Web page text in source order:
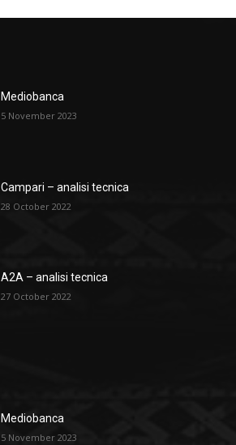
Mediobanca
5 November 2023
Campari – analisi tecnica
28 October 2022
A2A – analisi tecnica
27 October 2022
Mediobanca
5 November 2023